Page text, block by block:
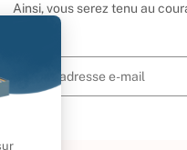
Ainsi, vous serez tenu au